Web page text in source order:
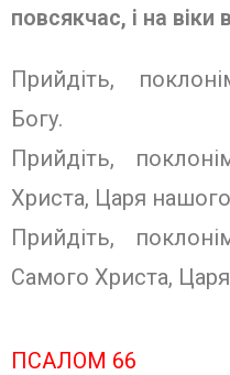
повсякчас, і на віки
Прийдіть,
Богу.
Прийдіть,
Христа, Царя
Прийдіть,
Самого Христа,
ПСАЛОМ 66